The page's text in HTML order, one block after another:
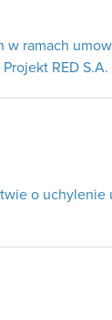
ramach
RED S.A.
o uchylenie